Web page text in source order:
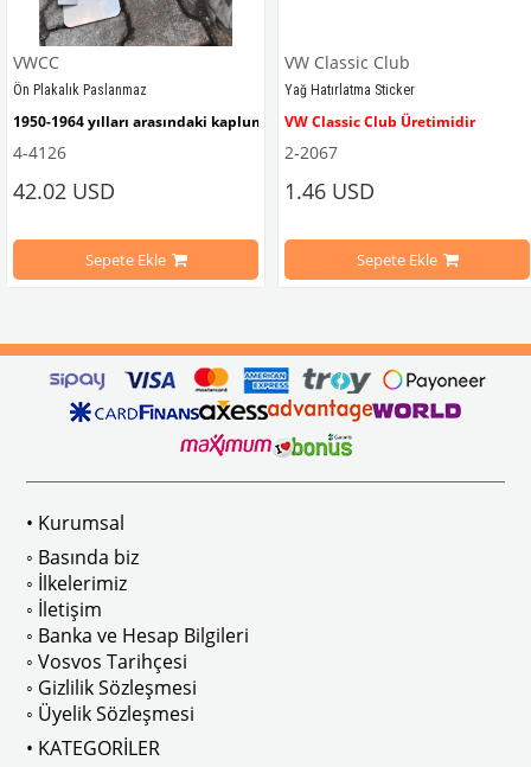
sürüş esnasında doğrudan gelen güneş ışığını keserek görüş
Ghia Modelleri İle Uyumludur
: AC711500 / 80500
VWCC
Ön Plakalık Paslanmaz
1950-1964 yılları arasındaki kaplumbağa modelleri ile uyumludur.
VWC Parça No: 4-4126
4-4126
42.02 USD
Sepete Ekle
VW Classic Club
Yağ Hatırlatma Sticker
VW Classic Club Üretimidir
1960-1967 Yılları Arasındaki T1
1968-1979 Yılları Arasındaki T2
2-2067
1.46 USD
Sepete Ekle
• Kurumsal
◦ Basında biz
◦ İlkelerimiz
◦ İletişim
◦ Banka ve Hesap Bilgileri
◦ Vosvos Tarihçesi
◦ Gizlilik Sözleşmesi
◦ Üyelik Sözleşmesi
• KATEGORİLER